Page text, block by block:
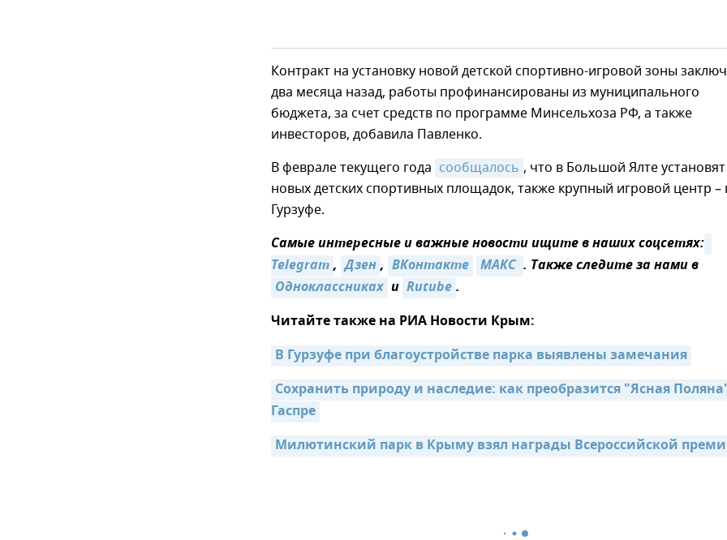
Контракт на установку новой детской спортивно-игровой зоны
два месяца назад, работы профинансированы из муниципального
бюджета, за счет средств по программе Минсельхоза РФ, а также
инвесторов, добавила Павленко.
В феврале текущего года сообщалось , что в Большой Ялте
новых детских спортивных площадок, также крупный игровой центр –
Гурзуфе.
Самые интересные и важные новости ищите в наших соцсетях:
Telegram, Дзен, ВКонтакте MАКС . Также следите за нами в
Одноклассниках и Rutube.
Читайте также на РИА Новости Крым:
В Гурзуфе при благоустройстве парка выявлены замечания
Сохранить природу и наследие: как преобразится "Ясная
Гаспре
Милютинский парк в Крыму взял награды Всероссийской